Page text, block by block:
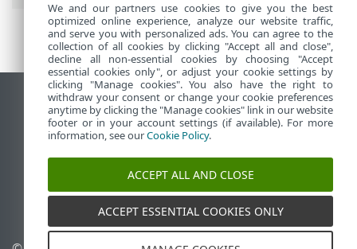
Ver sitio para ordenador
End of Life
Base de conocimiento de ESET
Foro de ESET
ESET Status Portal
Soporte técnico regional
We and our partners use cookies to give you the best
optimized online experience, analyze our website traffic,
and serve you with personalized ads. You can agree to the
collection of all cookies by clicking "Accept all and close",
decline all non-essential cookies by choosing "Accept
essential cookies only", or adjust your cookie settings by
clicking "Manage cookies". You also have the right to
withdraw your consent or change your cookie preferences
anytime by clicking the "Manage cookies" link in our website
footer or in your account settings (if available). For more
information, see ourCookie Policy.
ACCEPT ALL AND CLOSE
ACCEPT ESSENTIAL COOKIES ONLY